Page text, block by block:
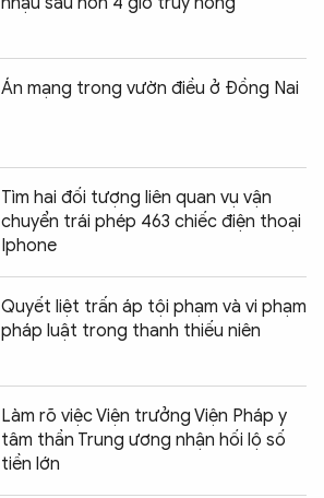
Án mạng trong vườn điều ở Đồng Nai
Tìm hai đối tượng liên quan vụ vận
chuyển trái phép 463 chiếc điện thoại
Iphone
Quyết liệt trấn áp tội phạm và vi phạm
pháp luật trong thanh thiếu niên
Làm rõ việc Viện trưởng Viện Pháp y
tâm thần Trung ương nhận hối lộ số
tiền lớn